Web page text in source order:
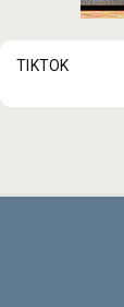
TIKTOK